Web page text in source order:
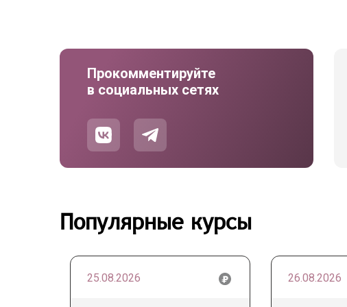
Прокомментируйте
в социальных сетях
Популярные курсы
25.08.2026 26.08.2026